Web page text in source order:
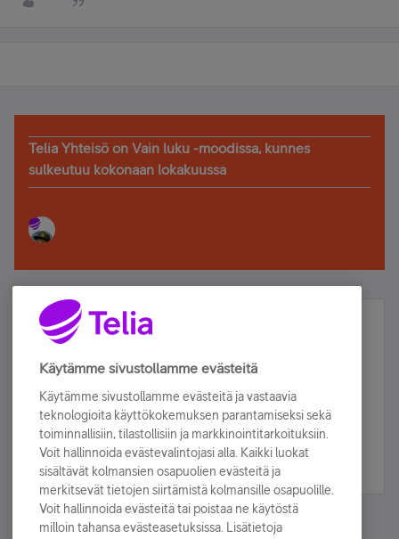
Telia Yhteisö on Vain luku -moodissa, kunnes
sulkeutuu kokonaan lokakuussa
Älä jää paitsi – osallistu ja voita!
Tilaa Telian uutiskirje ja olet mukana arvonnassa.
sähköpostiisi.
Tilaa nyt
Käytämme sivustollamme evästeitä
Käytämme sivustollamme evästeitä ja vastaavia
teknologioita käyttökokemuksen parantamiseksi sekä
toiminnallisiin, tilastollisiin ja markkinointitarkoituksiin.
Voit hallinnoida evästevalintojasi alla. Kaikki luokat
sisältävät kolmansien osapuolien evästeitä ja
merkitsevät tietojen siirtämistä kolmansille osapuolille.
Voit hallinnoida evästeitä tai poistaa ne käytöstä
milloin tahansa evästeasetuksissa. Lisätietoja